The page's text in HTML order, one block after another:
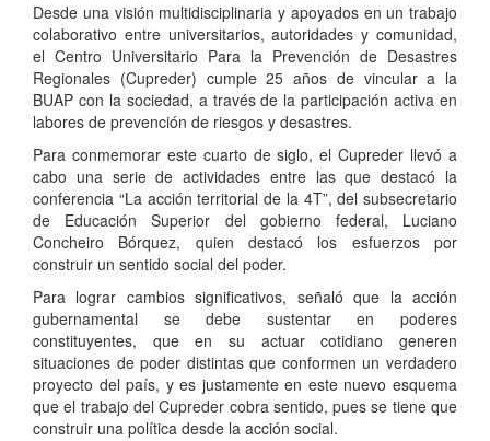
Desde una visión multidisciplinaria y apoyados en un trabajo
colaborativo entre universitarios, autoridades y comunidad,
el Centro Universitario Para la Prevención de Desastres
Regionales (Cupreder) cumple 25 años de vincular a la
BUAP con la sociedad, a través de la participación activa en
labores de prevención de riesgos y desastres.
Para conmemorar este cuarto de siglo, el Cupreder llevó a
cabo una serie de actividades entre las que destacó la
conferencia “La acción territorial de la 4T”, del subsecretario
de Educación Superior del gobierno federal, Luciano
Concheiro Bórquez, quien destacó los esfuerzos por
construir un sentido social del poder.
Para lograr cambios significativos, señaló que la acción
gubernamental se debe sustentar en poderes
constituyentes, que en su actuar cotidiano generen
situaciones de poder distintas que conformen un verdadero
proyecto del país, y es justamente en este nuevo esquema
que el trabajo del Cupreder cobra sentido, pues se tiene que
construir una política desde la acción social.